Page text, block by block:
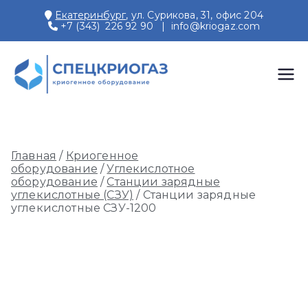
содержимому
Екатеринбург, ул. Сурикова, 31, офис 204
+7 (343) 226 92 90 | info@kriogaz.com
Производство и поставки
Главная / Криогенное
оборудование /Углекислотное
оборудование / Станции зарядные
углекислотные (СЗУ) / Станции зарядные
углекислотные СЗУ-1200